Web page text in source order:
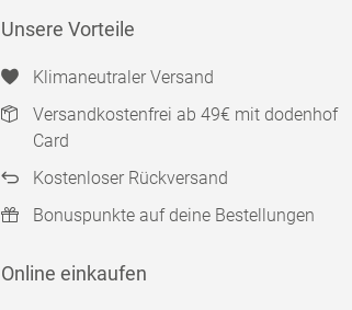
Unsere Vorteile
Klimaneutraler Versand
Versandkostenfrei ab 49€ mit dodenhof
Card
Kostenloser Rückversand
Bonuspunkte auf deine Bestellungen
Online einkaufen